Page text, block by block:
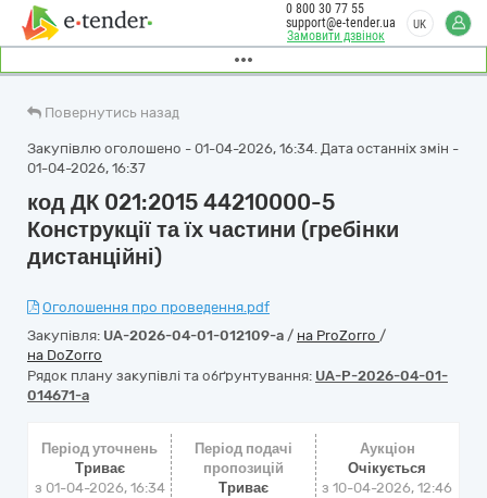
Замовити дзвінок
0 800 30 77 55
support@e-tender.ua
UK
Повернутись назад
Закупівлю оголошено - 01-04-2026, 16:34. Дата останніх змін -
01-04-2026, 16:37
код ДК 021:2015 44210000-5
Конструкції та їх частини (гребінки
дистанційні)
Оголошення про проведення.pdf
Закупівля: UA-2026-04-01-012109-a / на ProZorro /
на DoZorro
Рядок плану закупівлі та обґрунтування: UA-P-2026-04-01-
014671-a
Період уточнень
Триває
з 01-04-2026, 16:34
Період подачі
пропозицій
Триває
Аукціон
Очікується
з10-04-2026, 12:46